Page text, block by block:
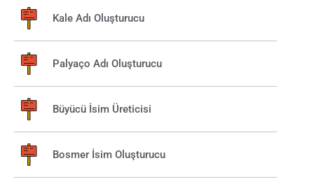
Kale Adı Oluşturucu
Palyaço Adı Oluşturucu
Büyücü İsim Üreticisi
Bosmer İsim Oluşturucu